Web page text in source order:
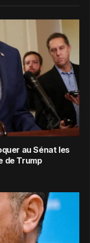
au Sénat les
de Trump